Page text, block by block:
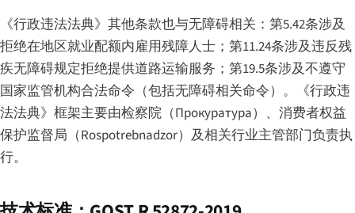
《行政违法法典》其他条款也与无障碍相关：第5.42条涉及
拒绝在地区就业配额内雇用残障人士；第11.24条涉及违反残
疾无障碍规定拒绝提供道路运输服务；第19.5条涉及不遵守
国家监管机构合法命令（包括无障碍相关命令）。《行政违
法法典》框架主要由检察院（Прокуратура）、消费者权益
保护监督局（Rospotrebnadzor）及相关行业主管部门负责执
行。